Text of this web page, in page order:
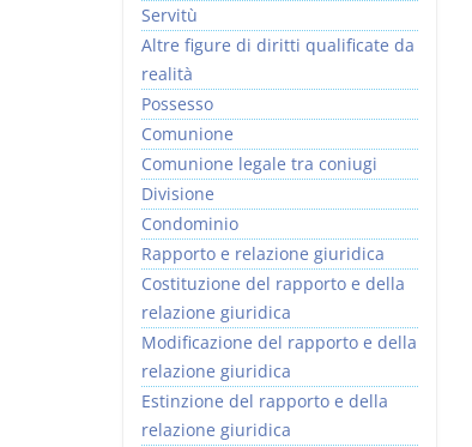
Servitù
Altre figure di diritti qualificate da
realità
Possesso
Comunione
Comunione legale tra coniugi
Divisione
Condominio
Rapporto e relazione giuridica
Costituzione del rapporto e della
relazione giuridica
Modificazione del rapporto e della
relazione giuridica
Estinzione del rapporto e della
relazione giuridica